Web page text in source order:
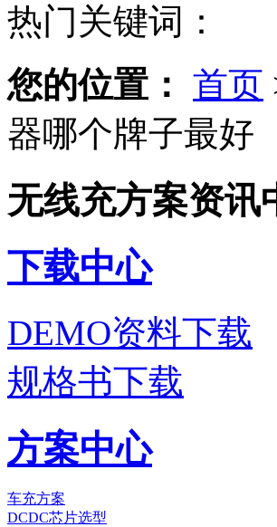
热门关键词：
您的位置： 首页
器哪个牌子最好
无线充方案资讯
下载中心
DEMO资料下载
规格书下载
方案中心
车充方案
DCDC芯片选型